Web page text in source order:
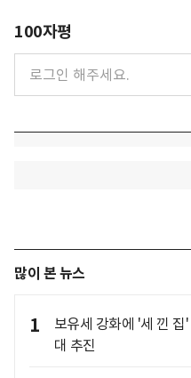
100자평
많이 본 뉴스
1
보유세 강화에 '세 낀
대 추진